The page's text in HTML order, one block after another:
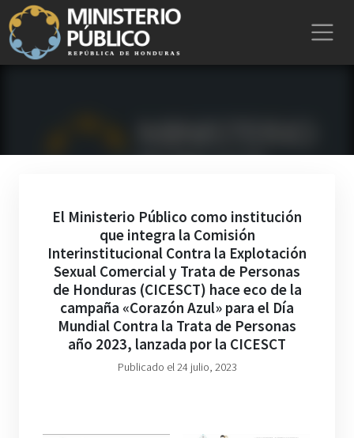
El Ministerio Público como institución
que integra la Comisión
Interinstitucional Contra la Explotación
Sexual Comercial y Trata de Personas
de Honduras (CICESCT) hace eco de la
campaña «Corazón Azul» para el Día
Mundial Contra la Trata de Personas
año 2023, lanzada por la CICESCT
Publicado el 24 julio, 2023